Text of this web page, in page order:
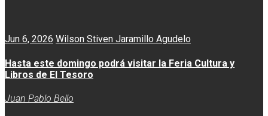
Jun 6, 2026 Wilson Stiven Jaramillo Agudelo
Hasta este domingo podrá visitar la Feria Cultura y
Libros de El Tesoro
Juan Pablo Bello